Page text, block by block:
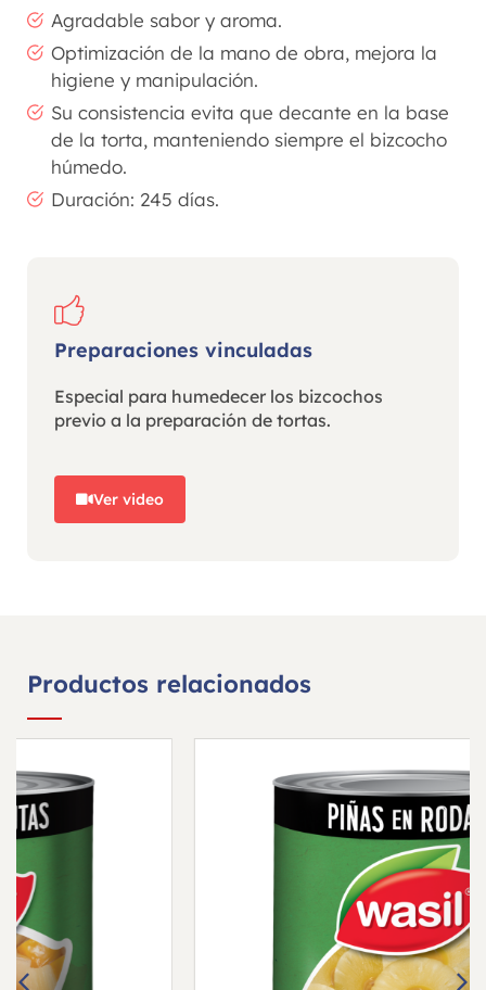
Agradable sabor y aroma.
Optimización de la mano de obra, mejora la
higiene y manipulación.
Su consistencia evita que decante en la base
de la torta, manteniendo siempre el bizcocho
húmedo.
Duración: 245 días.
Preparaciones vinculadas
Especial para humedecer los bizcochos
previo a la preparación de tortas.
Ver video
Productos relacionados